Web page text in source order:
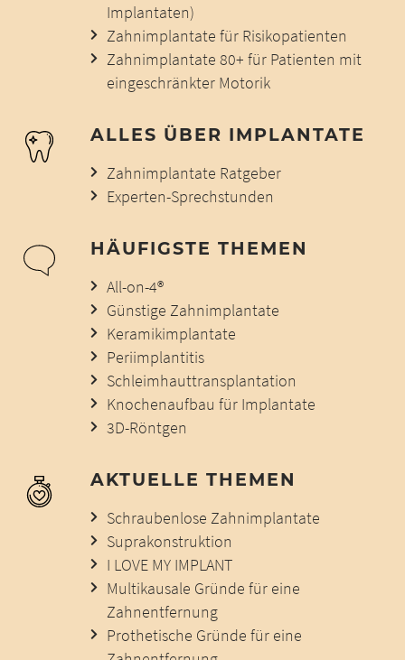
Implantaten)
Zahnimplantate für Risikopatienten
Zahnimplantate 80+ für Patienten mit
eingeschränkter Motorik
ALLES ÜBER IMPLANTATE
Zahnimplantate Ratgeber
Experten-Sprechstunden
HÄUFIGSTE THEMEN
All-on-4®
Günstige Zahnimplantate
Keramikimplantate
Periimplantitis
Schleimhauttransplantation
Knochenaufbau für Implantate
3D-Röntgen
AKTUELLE THEMEN
Schraubenlose Zahnimplantate
Suprakonstruktion
I LOVE MY IMPLANT
Multikausale Gründe für eine
Zahnentfernung
Prothetische Gründe für eine